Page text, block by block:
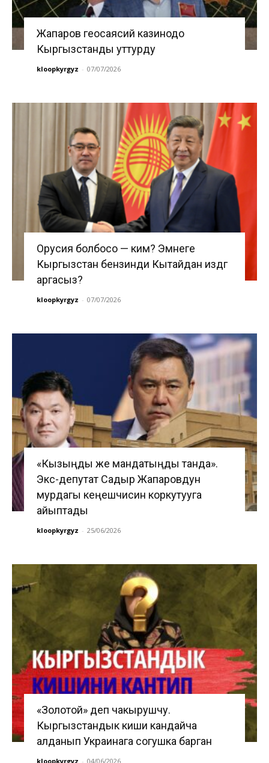
Жапаров геосаясий казинодо
Кыргызстанды уттурду
kloopkyrgyz - 07/07/2026
Орусия болбосо — ким? Эмнеге
Кыргызстан бензинди Кытайдан издөөгө
аргасыз?
kloopkyrgyz - 07/07/2026
«Кызыңды же мандатыңды танда».
Экс-депутат Садыр Жапаровдун
мурдагы кеңешчисин коркутууга
айыптады
kloopkyrgyz - 25/06/2026
«Золотой» деп чакырушчу.
Кыргызстандык киши кандайча
алданып Украинага согушка барган
kloopkyrgyz - 04/06/2026